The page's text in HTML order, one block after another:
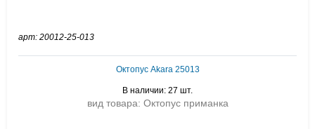
арт: 20012-25-013
Октопус Akara 25013
В наличии: 27 шт.
вид товара: Октопус приманка